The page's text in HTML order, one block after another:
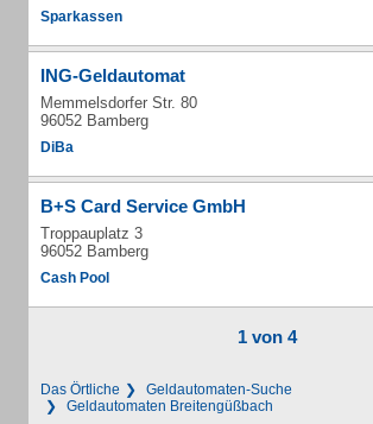
Sparkassen
ING-Geldautomat
Memmelsdorfer Str. 80
96052 Bamberg
DiBa
B+S Card Service GmbH
Troppauplatz 3
96052 Bamberg
Cash Pool
1 von 4
Das Örtliche
Geldautomaten-Suche
Geldautomaten Breitengüßbach